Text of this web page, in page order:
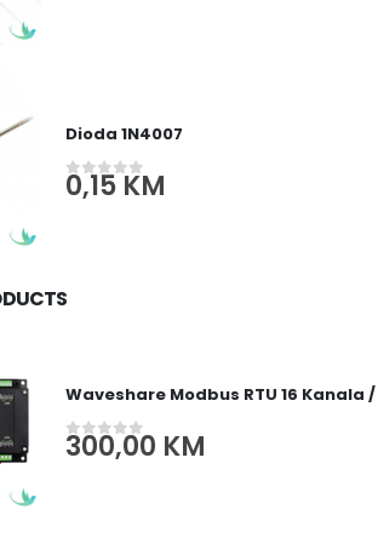
Dioda 1N4007
0out of 5
0,15KM
Waveshare Modbus RTU 16
0out of 5
300,00 KM